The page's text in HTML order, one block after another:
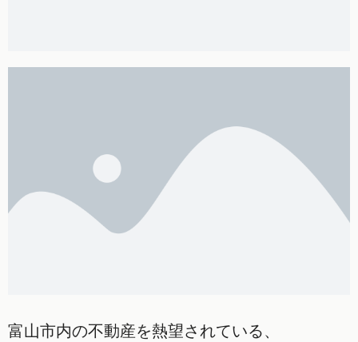
富山市内の不動産を熱望されている、